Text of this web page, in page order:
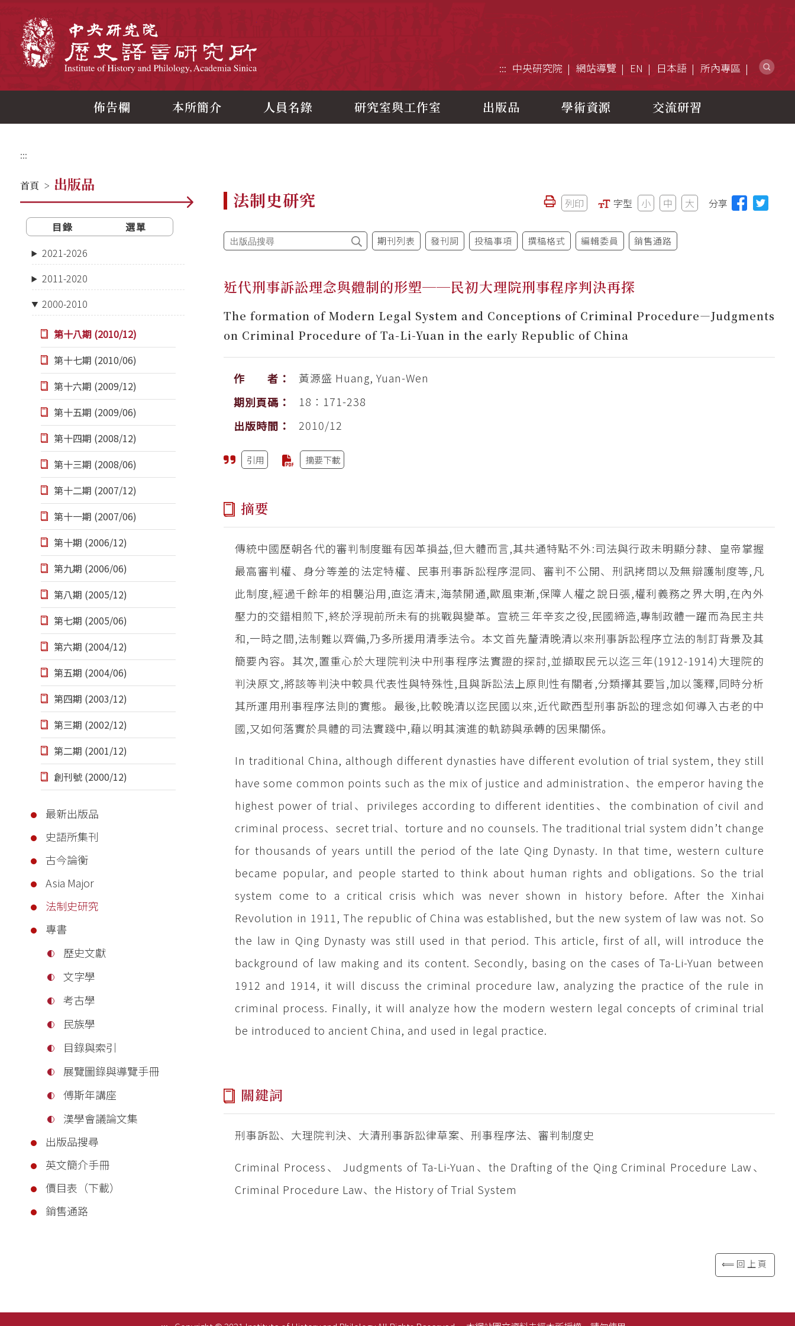
::: 中央研究院 網站導覽 EN 日本語 所內專區
佈告欄 本所簡介 人員名錄 研究室與工作室 出版品 學術資源 交流研習
:::
首頁 > 出版品
目錄
選單
2021-2026
2011-2020
2000-2010
第十八期 (2010/12)
第十七期 (2010/06)
第十六期 (2009/12)
第十五期 (2009/06)
第十四期 (2008/12)
第十三期 (2008/06)
第十二期 (2007/12)
第十一期 (2007/06)
第十期 (2006/12)
第九期 (2006/06)
第八期 (2005/12)
第七期 (2005/06)
第六期 (2004/12)
第五期 (2004/06)
第四期 (2003/12)
第三期 (2002/12)
第二期 (2001/12)
創刊號 (2000/12)
最新出版品
史語所集刊
古今論衡
Asia Major
法制史研究
專書
歷史文獻
文字學
考古學
民族學
目錄與索引
展覽圖錄與導覽手冊
傅斯年講座
漢學會議論文集
出版品搜尋
英文簡介手冊
價目表（下載）
銷售通路
法制史研究 列印 字型 小 中 大 分享
期刊列表 發刊詞 投稿事項 撰稿格式 編輯委員 銷售通路
近代刑事訴訟理念與體制的形塑──民初大理院刑事程序判決再探
The formation of Modern Legal System and Conceptions of Criminal Procedure—Judgments
on Criminal Procedure of Ta-Li-Yuan in the early Republic of China
作 者： 黃源盛 Huang, Yuan-Wen
期別頁碼：
18：171-238
出版時間：
2010/12
引用 摘要下載
摘要
傳統中國歷朝各代的審判制度雖有因革損益,但大體而言,其共通特點不外:司法與行政未明顯分隸、皇帝掌握
最高審判權、身分等差的法定特權、民事刑事訴訟程序混同、審判不公開、刑訊拷問以及無辯護制度等,凡
此制度,經過千餘年的相襲沿用,直迄清末,海禁開通,歐風東漸,保障人權之說日張,權利義務之界大明,在內外
壓力的交錯相煎下,終於浮現前所未有的挑戰與變革。宣統三年辛亥之役,民國締造,專制政體一躍而為民主共
和,一時之間,法制難以齊備,乃多所援用清季法令。本文首先釐清晚清以來刑事訴訟程序立法的制訂背景及其
簡要內容。其次,置重心於大理院判決中刑事程序法實證的探討,並擷取民元以迄三年(1912-1914)大理院的
判決原文,將該等判決中較具代表性與特殊性,且與訴訟法上原則性有關者,分類擇其要旨,加以箋釋,同時分析
其所運用刑事程序法則的實態。最後,比較晚清以迄民國以來,近代歐西型刑事訴訟的理念如何導入古老的中
國,又如何落實於具體的司法實踐中,藉以明其演進的軌跡與承轉的因果關係。
In traditional China, although different dynasties have different evolution of trial system, they still
have some common points such as the mix of justice and administration、the emperor having the
highest power of trial、privileges according to different identities、the combination of civil and
criminal process、secret trial、torture and no counsels. The traditional trial system didn’t change
for thousands of years untill the period of the late Qing Dynasty. In that time, western culture
became popular, and people started to think about human rights and obligations. So the trial
system come to a critical crisis which was never shown in history before. After the Xinhai
Revolution in 1911, The republic of China was established, but the new system of law was not. So
the law in Qing Dynasty was still used in that period. This article, first of all, will introduce the
background of law making and its content. Secondly, basing on the cases of Ta-Li-Yuan between
1912 and 1914, it will discuss the criminal procedure law, analyzing the practice of the rule in
criminal process. Finally, it will analyze how the modern western legal concepts of criminal trial
be introduced to ancient China, and used in legal practice.
關鍵詞
刑事訴訟、大理院判決、大清刑事訴訟律草案、刑事程序法、審判制度史
Criminal Process、 Judgments of Ta-Li-Yuan、the Drafting of the Qing Criminal Procedure Law、
Criminal Procedure Law、the History of Trial System
⟸回上頁